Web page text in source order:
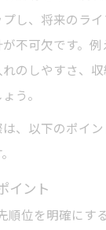
し、将来のラ
不可欠です。
のしやすさ、
う。
、以下のポイ
イント
順位を明確にす